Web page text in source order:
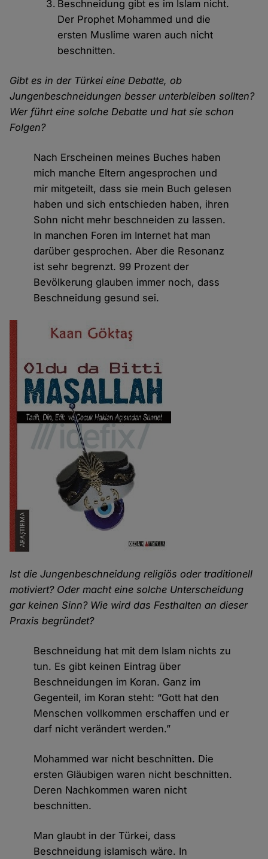
Beschneidung gibt es im Islam nicht.
Der Prophet Mohammed und die
ersten Muslime waren auch nicht
beschnitten.
Gibt es in der Türkei eine Debatte, ob
Jungenbeschneidungen besser unterbleiben sollten?
Wer führt eine solche Debatte und hat sie schon
Folgen?
Nach Erscheinen meines Buches haben
mich manche Eltern angesprochen und
mir mitgeteilt, dass sie mein Buch gelesen
haben und sich entschieden haben, ihren
Sohn nicht mehr beschneiden zu lassen.
In manchen Foren im Internet hat man
darüber gesprochen. Aber die Resonanz
ist sehr begrenzt. 99 Prozent der
Bevölkerung glauben immer noch, dass
Beschneidung gesund sei.
Ist die Jungenbeschneidung religiös oder traditionell
motiviert? Oder macht eine solche Unterscheidung
gar keinen Sinn? Wie wird das Festhalten an dieser
Praxis begründet?
Beschneidung hat mit dem Islam nichts zu
tun. Es gibt keinen Eintrag über
Beschneidungen im Koran. Ganz im
Gegenteil, im Koran steht: “Gott hat den
Menschen vollkommen erschaffen und er
darf nicht verändert werden.”
Mohammed war nicht beschnitten. Die
ersten Gläubigen waren nicht beschnitten.
Deren Nachkommen waren nicht
beschnitten.
Man glaubt in der Türkei, dass
Beschneidung islamisch wäre. In